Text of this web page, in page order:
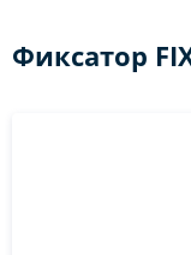
Фиксатор